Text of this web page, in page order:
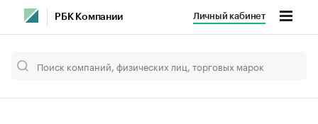
РБК Компании Личный кабинет